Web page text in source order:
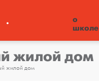
о
школе
жилой дом
жилой дом